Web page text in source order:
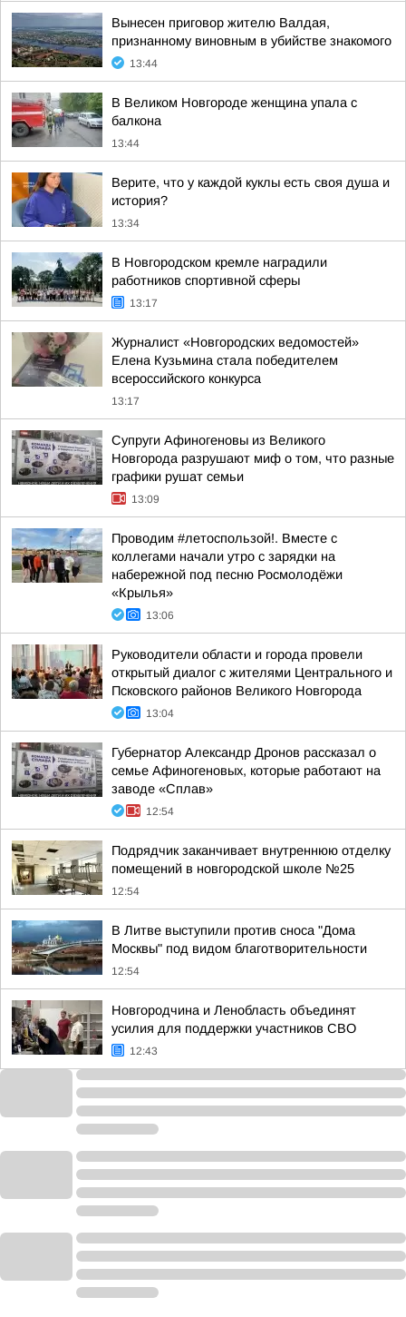
Вынесен приговор жителю Валдая,
признанному виновным в убийстве знакомого
13:44
В Великом Новгороде женщина упала с
балкона
13:44
Верите, что у каждой куклы есть своя душа и
история?
13:34
В Новгородском кремле наградили
работников спортивной сферы
13:17
Журналист «Новгородских ведомостей»
Елена Кузьмина стала победителем
всероссийского конкурса
13:17
Супруги Афиногеновы из Великого
Новгорода разрушают миф о том, что разные
графики рушат семьи
13:09
Проводим #летоспользой!. Вместе с
коллегами начали утро с зарядки на
набережной под песню Росмолодёжи
«Крылья»
13:06
Руководители области и города провели
открытый диалог с жителями Центрального и
Псковского районов Великого Новгорода
13:04
Губернатор Александр Дронов рассказал о
семье Афиногеновых, которые работают на
заводе «Сплав»
12:54
Подрядчик заканчивает внутреннюю отделку
помещений в новгородской школе №25
12:54
В Литве выступили против сноса "Дома
Москвы" под видом благотворительности
12:54
Новгородчина и Ленобласть объединят
усилия для поддержки участников СВО
12:43